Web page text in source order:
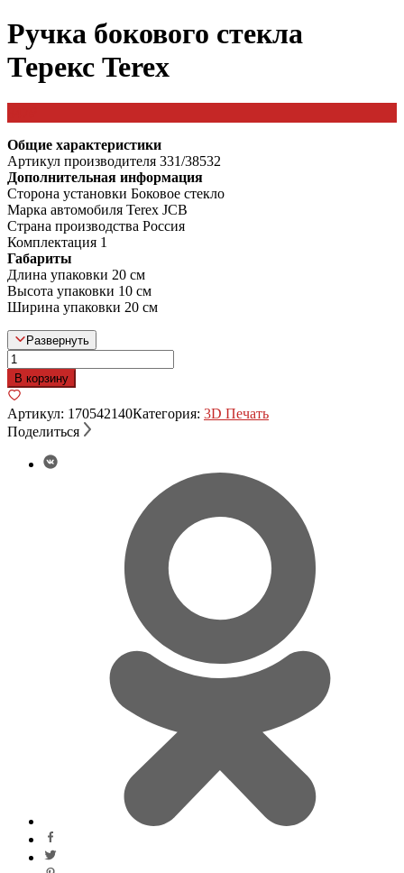
Ручка бокового стекла
Терекс Terex
Общие характеристики
Артикул производителя 331/38532
Дополнительная информация
Сторона установки Боковое стекло
Марка автомобиля Terex JCB
Страна производства Россия
Комплектация 1
Габариты
Длина упаковки 20 см
Высота упаковки 10 см
Ширина упаковки 20 см
Развернуть
Количество
товара
Ручка
бокового
стекла
Терекс
В корзину
Артикул: 170542140Категория: 3D Печать
Поделиться